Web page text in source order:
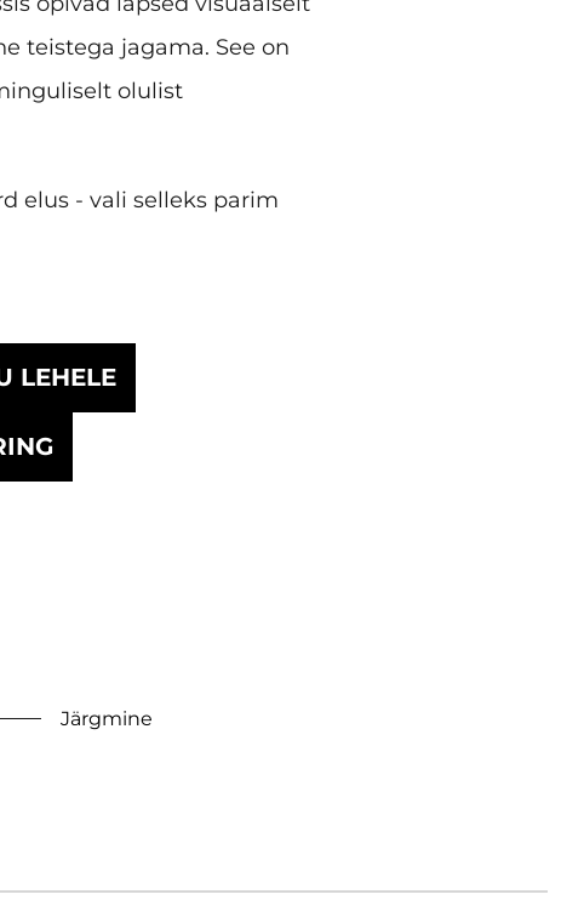
teistega jagama. See on
olulist
elus - vali selleks parim
LEHELE
Järgmine